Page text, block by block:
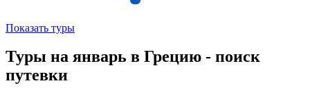
Показать туры
Туры на январь в Грецию - поиск
путевки